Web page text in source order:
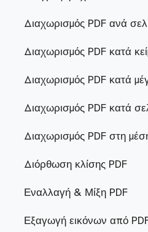
Διαχωρισμός PDF ανά
Διαχωρισμός PDF κατά
Διαχωρισμός PDF κατά
Διαχωρισμός PDF κατά
Διαχωρισμός PDF στη
Διόρθωση κλίσης PDF
Εναλλαγή & Μίξη PDF
Εξαγωγή εικόνων από